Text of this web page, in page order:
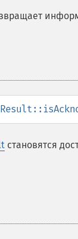
становятся